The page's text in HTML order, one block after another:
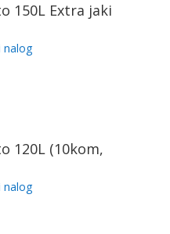
150L Extra jaki
nalog
120L (10kom,
nalog